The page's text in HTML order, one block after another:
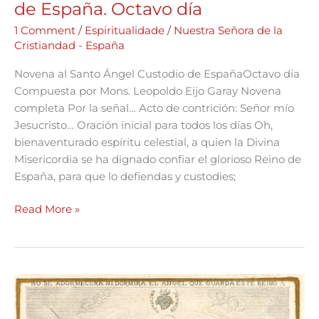
de España. Octavo día
1 Comment / Espiritualidade / Nuestra Señora de la
Cristiandad - España
Novena al Santo Ángel Custodio de EspañaOctavo día
Compuesta por Mons. Leopoldo Eijo Garay Novena
completa Por la señal… Acto de contrición: Señor mío
Jesucristo… Oración inicial para todos los días Oh,
bienaventurado espíritu celestial, a quien la Divina
Misericordia se ha dignado confiar el glorioso Reino de
España, para que lo defiendas y custodies;
Read More »
Novena
al
Santo